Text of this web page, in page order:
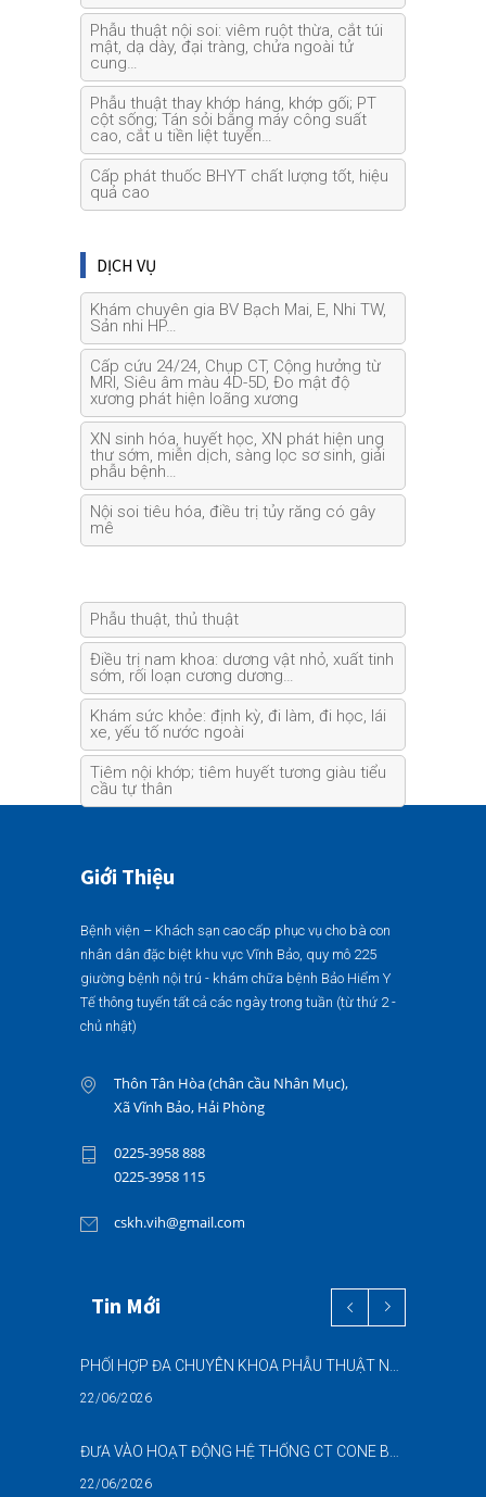
Phẫu thuật nội soi: viêm ruột thừa, cắt túi
mật, dạ dày, đại tràng, chửa ngoài tử
cung…
Phẫu thuật thay khớp háng, khớp gối; PT
cột sống; Tán sỏi bằng máy công suất
cao, cắt u tiền liệt tuyến…
Cấp phát thuốc BHYT chất lượng tốt, hiệu
quả cao
DỊCH VỤ
Khám chuyên gia BV Bạch Mai, E, Nhi TW,
Sản nhi HP…
Cấp cứu 24/24, Chụp CT, Cộng hưởng từ
MRI, Siêu âm màu 4D-5D, Đo mật độ
xương phát hiện loãng xương
XN sinh hóa, huyết học, XN phát hiện ung
thư sớm, miễn dịch, sàng lọc sơ sinh, giải
phẫu bệnh…
Nội soi tiêu hóa, điều trị tủy răng có gây
mê
Phẫu thuật, thủ thuật
Điều trị nam khoa: dương vật nhỏ, xuất tinh
sớm, rối loạn cương dương…
Khám sức khỏe: định kỳ, đi làm, đi học, lái
xe, yếu tố nước ngoài
Tiêm nội khớp; tiêm huyết tương giàu tiểu
cầu tự thân
Giới Thiệu
Bệnh viện – Khách sạn cao cấp phục vụ cho bà con
nhân dân đặc biệt khu vực Vĩnh Bảo, quy mô 225
giường bệnh nội trú - khám chữa bệnh Bảo Hiểm Y
Tế thông tuyến tất cả các ngày trong tuần (từ thứ 2 -
chủ nhật)
Thôn Tân Hòa (chân cầu Nhân Mục),
Xã Vĩnh Bảo, Hải Phòng
0225-3958 888
0225-3958 115
cskh.vih@gmail.com
Tin Mới
22/06/2026
22/06/2026